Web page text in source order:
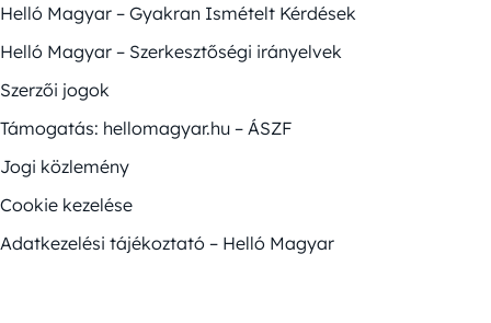
Helló Magyar – Gyakran Ismételt Kérdések
Helló Magyar – Szerkesztőségi irányelvek
Szerzői jogok
Támogatás: hellomagyar.hu – ÁSZF
Jogi közlemény
Cookie kezelése
Adatkezelési tájékoztató – Helló Magyar